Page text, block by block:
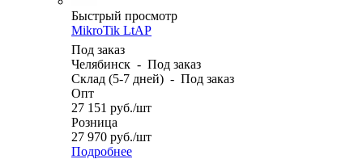
Быстрый просмотр
MikroTik LtAP
Под заказ
Челябинск - Под заказ
Склад (5-7 дней) - Под заказ
Опт
27 151 руб./шт
Розница
27 970 руб./шт
Подробнее